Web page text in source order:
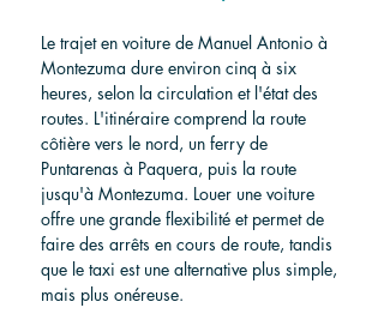
Le trajet en voiture de Manuel Antonio à
Montezuma dure environ cinq à six
heures, selon la circulation et l'état des
routes. L'itinéraire comprend la route
côtière vers le nord, un ferry de
Puntarenas à Paquera, puis la route
jusqu'à Montezuma. Louer une voiture
offre une grande flexibilité et permet de
faire des arrêts en cours de route, tandis
que le taxi est une alternative plus simple,
mais plus onéreuse.